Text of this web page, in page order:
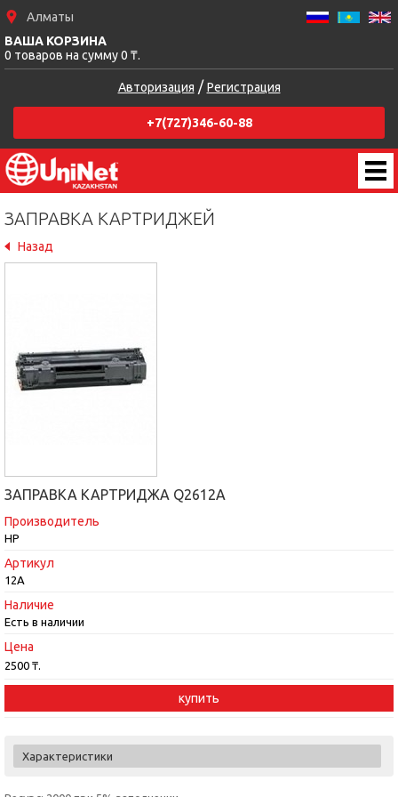
Алматы
+7(727)346-60-88
ВАША КОРЗИНА
0 товаров на сумму 0 ₸.
Авторизация /Регистрация
ЗАПРАВКА КАРТРИДЖЕЙ
Назад
ЗАПРАВКА КАРТРИДЖА Q2612A
Производитель
HP
Артикул
12A
Наличие
Есть в наличии
Цена
2500 ₸.
купить
Характеристики